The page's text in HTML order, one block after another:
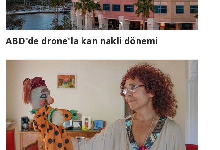
ABD'de drone'la kan nakli dönemi